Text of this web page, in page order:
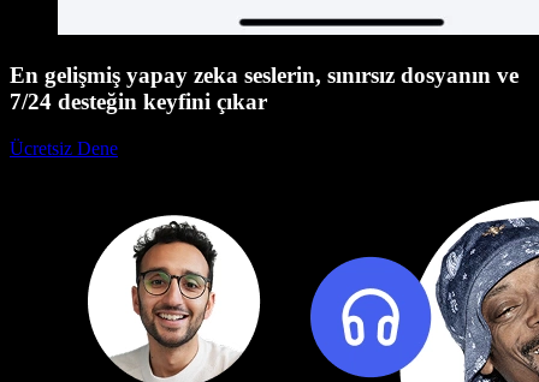
En gelişmiş yapay zeka seslerin, sınırsız dosyanın ve
7/24 desteğin keyfini çıkar
Ücretsiz Dene